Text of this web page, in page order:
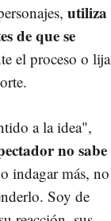
utiliza
de que se
el proceso o lija
a la idea",
no sabe
indagar más, no
Soy de